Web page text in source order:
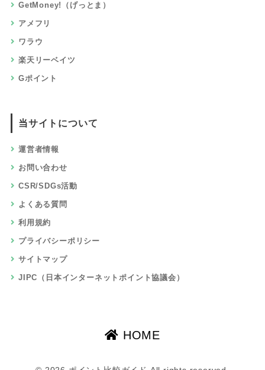
GetMoney!（げっとま）
アメフリ
ワラウ
楽天リーベイツ
Gポイント
当サイトについて
運営者情報
お問い合わせ
CSR/SDGs活動
よくある質問
利用規約
プライバシーポリシー
サイトマップ
JIPC（日本インターネットポイント協議会）
HOME